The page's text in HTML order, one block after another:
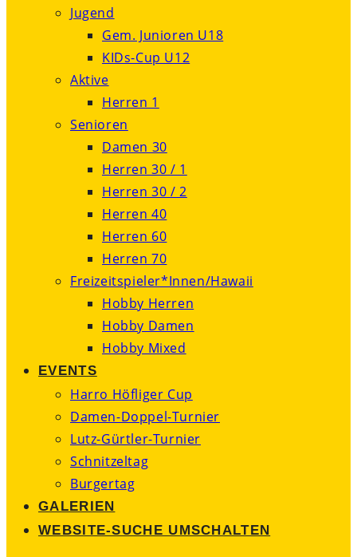
Jugend
Gem. Junioren U18
KIDs-Cup U12
Aktive
Herren 1
Senioren
Damen 30
Herren 30 / 1
Herren 30 / 2
Herren 40
Herren 60
Herren 70
Freizeitspieler*Innen/Hawaii
Hobby Herren
Hobby Damen
Hobby Mixed
EVENTS
Harro Höfliger Cup
Damen-Doppel-Turnier
Lutz-Gürtler-Turnier
Schnitzeltag
Burgertag
GALERIEN
WEBSITE-SUCHE UMSCHALTEN